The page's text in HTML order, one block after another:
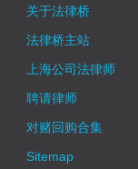
关于法律桥
法律桥主站
上海公司法律师
聘请律师
对赌回购合集
Sitemap